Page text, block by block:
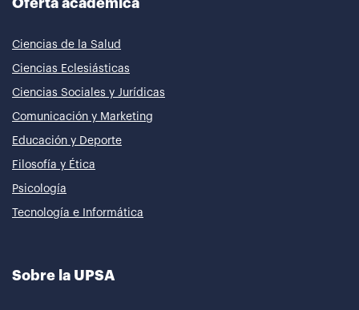
Ciencias de la Salud
Ciencias Eclesiásticas
Ciencias Sociales y Jurídicas
Comunicación y Marketing
Educación y Deporte
Filosofía y Ética
Psicología
Tecnología e Informática
Sobre la UPSA